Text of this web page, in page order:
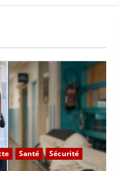
Santé
Sécurité